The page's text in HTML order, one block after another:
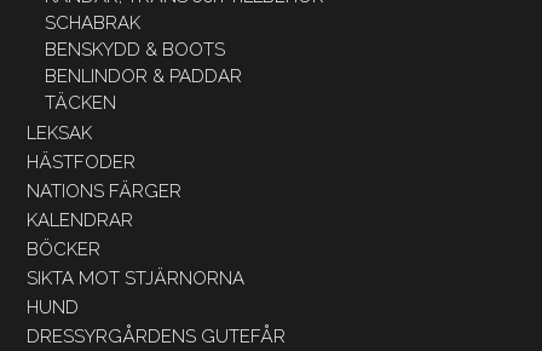
SCHABRAK
BENSKYDD & BOOTS
BENLINDOR & PADDAR
TÄCKEN
LEKSAK
HÄSTFODER
NATIONS FÄRGER
KALENDRAR
BÖCKER
SIKTA MOT STJÄRNORNA
HUND
DRESSYRGÅRDENS GUTEFÅR